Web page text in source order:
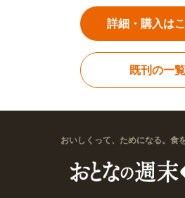
詳細・購入は
既刊の一覧
おいしくって、ためになる。食